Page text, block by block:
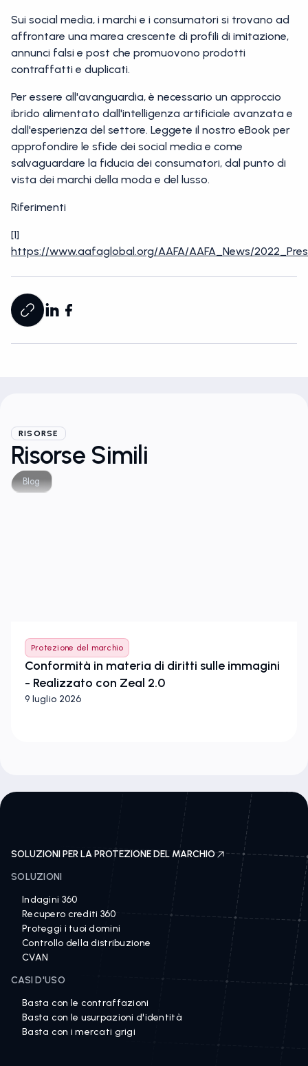
Sui social media, i marchi e i consumatori si trovano ad
affrontare una marea crescente di profili di imitazione,
annunci falsi e post che promuovono prodotti
contraffatti e duplicati.
Per essere all'avanguardia, è necessario un approccio
ibrido alimentato dall'intelligenza artificiale avanzata e
dall'esperienza del settore. Leggete il nostro eBook per
approfondire le sfide dei social media e come
salvaguardare la fiducia dei consumatori, dal punto di
vista dei marchi della moda e del lusso.
Riferimenti
[1]
https://www.aafaglobal.org/AAFA/AAFA_News/
RISORSE
Risorse Simili
Blog
Protezione del marchio
Conformità in materia di diritti sulle immagini
- Realizzato con Zeal 2.0
9 luglio 2026
SOLUZIONI PER LA PROTEZIONE DEL MARCHIO
SOLUZIONI
Indagini 360
Recupero crediti 360
Proteggi i tuoi domini
Controllo della distribuzione
CVAN
CASI D'USO
Basta con le contraffazioni
Basta con le usurpazioni d'identità
Basta con i mercati grigi